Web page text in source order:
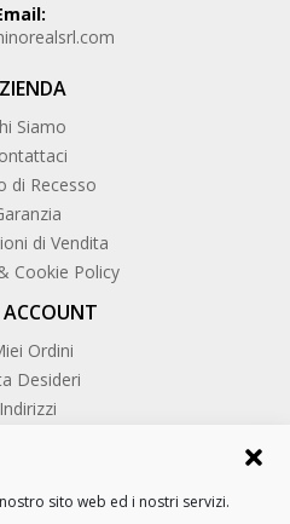
sito web ed i nostri servizi.
Siamo
di Recesso
di Vendita
Cookie Policy
Ordini
Desideri
Indirizzi